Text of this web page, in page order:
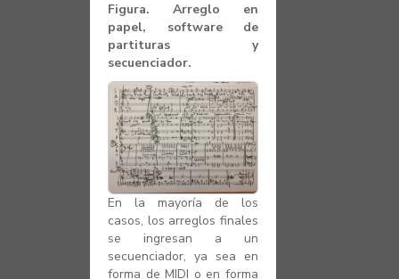
Figura. Arreglo en
papel, software de
partituras y
secuenciador.
En la mayoría de los
casos, los arreglos finales
se ingresan a un
secuenciador, ya sea en
forma de MIDI o en forma